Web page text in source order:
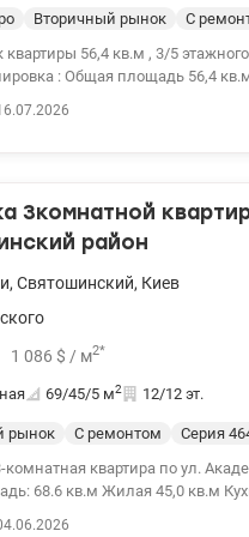
Вторичный рынок С
квартиры 56,4 кв.м , 3/5
кв.м ( 20,9 ; 10,4 ; 10,6) Квартира
Житло для ВПО і військових ( постанова 280) Цена
Ольга valion.ua/1152041
3комнатной
район
, Святошинский, Киев
1 086 $ / м2*
69/45/5 м2 12/12 эт.
рынок С ремонтом Cерия
комнатная квартира по ул.
45,0 кв.м Кухня 5,0 кв.м Квартира угловая, светлая, просторная с